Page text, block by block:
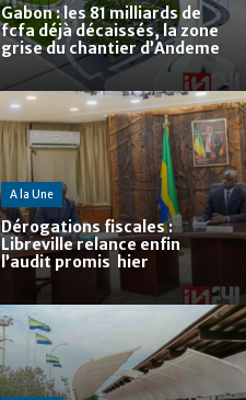
Gabon : les 81 milliards de
fcfa déjà décaissés, la zone
grise du chantier d’Andeme
A la Une
Dérogations fiscales :
Libreville relance enfin
l’audit promis hier